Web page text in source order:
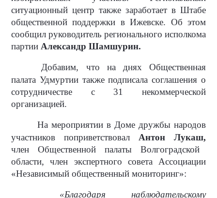
ситуационный центр также заработает в Штабе
общественной поддержки в Ижевске. Об этом
сообщил руководитель регионального исполкома
партии Александр Шамшурин.
Добавим, что на днях Общественная
палата Удмуртии также подписала соглашения о
сотрудничестве с 31 некоммерческой
организацией.
На мероприятии в Доме дружбы народов
участников поприветствовал Антон Лукаш,
член Общественной палаты Волгоградской
области, член экспертного совета Ассоциации
«Независимый общественный мониторинг»:
«Благодаря наблюдательскому